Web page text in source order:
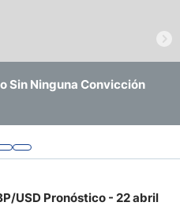
del Mercado Diario
Sin Ninguna Convicción
Pronóstico, Niveles Clave y
Niveles Clave y Señales
USD Pronóstico - 22 abril